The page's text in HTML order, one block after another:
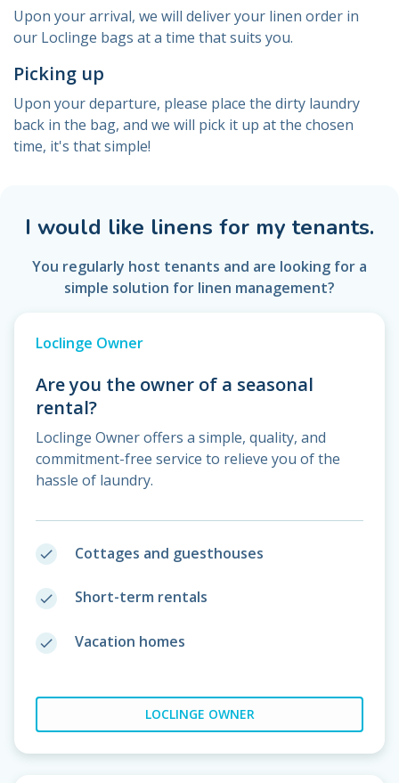
Upon your arrival, we will deliver your linen order in
our Loclinge bags at a time that suits you.
Picking up
Upon your departure, please place the dirty laundry
back in the bag, and we will pick it up at the chosen
time, it's that simple!
I would like linens for my tenants.
You regularly host tenants and are looking for a
simple solution for linen management?
Loclinge Owner
Are you the owner of a seasonal
rental?
Loclinge Owner offers a simple, quality, and
commitment-free service to relieve you of the
hassle of laundry.
done Cottages and guesthouses
done Short-term rentals
done Vacation homes
LOCLINGE OWNER